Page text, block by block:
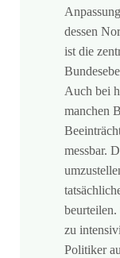
dessen
ist die
Auch bei
manchen
messbar.
zu
Politiker